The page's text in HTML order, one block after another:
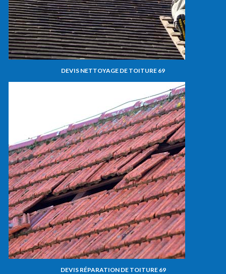
DEVIS NETTOYAGE DE TOITURE 69
DEVIS RÉPARATION DE TOITURE 69